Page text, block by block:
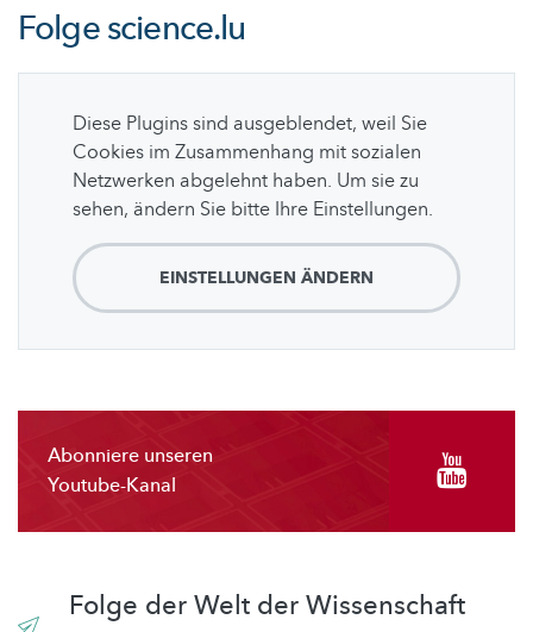
Folgescience.lu
Diese Plugins sind ausgeblendet, weil Sie
Cookies im Zusammenhang mit sozialen
Netzwerken abgelehnt haben. Um sie zu
sehen, ändern Sie bitte Ihre Einstellungen.
EINSTELLUNGEN ÄNDERN
Abonniere unseren
Youtube-Kanal
Folge der Welt der Wissenschaft